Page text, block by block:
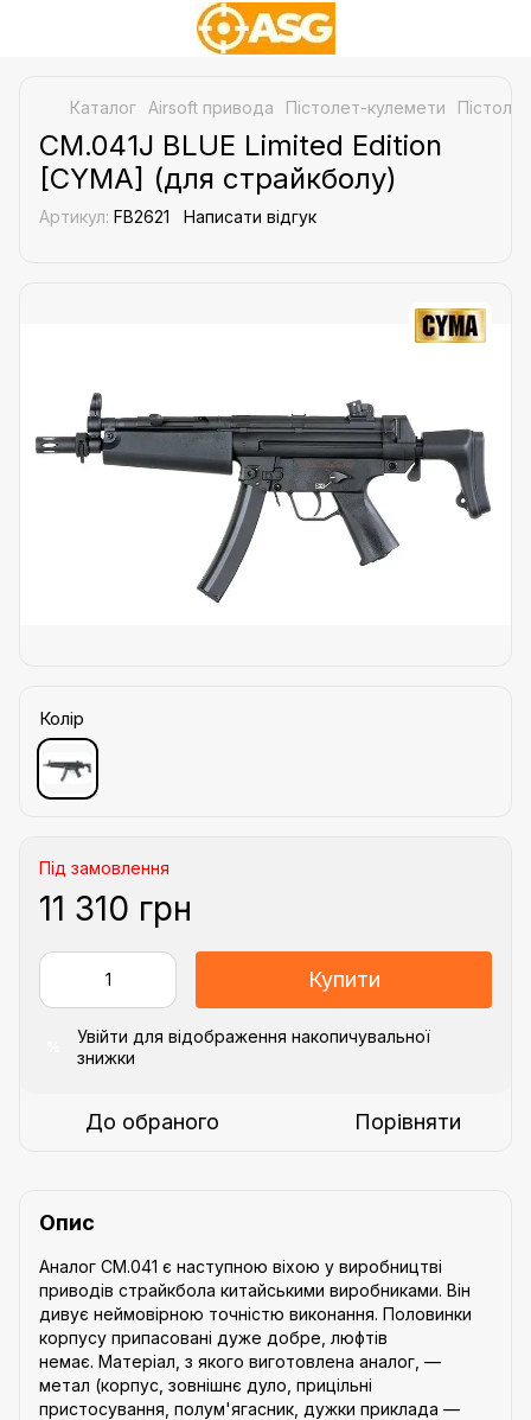
Каталог Airsoft привода Пістолет-кулемети
CM.041J BLUE Limited Edition
[CYMA] (для страйкболу)
Артикул: FB2621 Написати відгук
Колір
Під замовлення
11 310 грн
Купити
Увійти для відображення накопичувальної
знижки
До обраного Порівняти
Опис
Аналог CM.041 є наступною віхою у виробництві
приводів страйкбола китайськими виробниками. Він
дивує неймовірною точністю виконання. Половинки
корпусу припасовані дуже добре, люфтів
немає. Матеріал, з якого виготовлена аналог, —
метал (корпус, зовнішнє дуло, прицільні
пристосування, полум'ягасник, дужки приклада —